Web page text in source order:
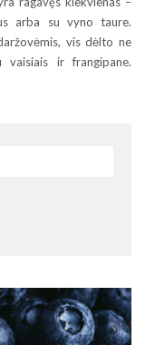
arba su vyno taure.
vis dėlto ne
ir frangipane.